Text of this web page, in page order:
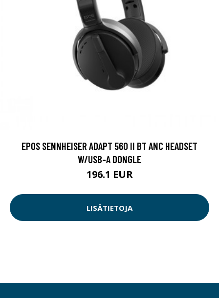
EPOS SENNHEISER ADAPT 560 II BT ANC HEADSET
W/USB-A DONGLE
196.1 EUR
LISÄTIETOJA